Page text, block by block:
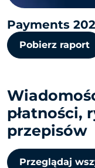
Payments
Pobierz raport
płatności,
przepisów
Przeglądaj